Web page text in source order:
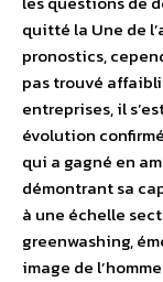
quitté la Une de
pronostics,
pas trouvé
entreprises, il
évolution
qui a gagné en
démontrant sa
à une échelle
greenwashing,
image de